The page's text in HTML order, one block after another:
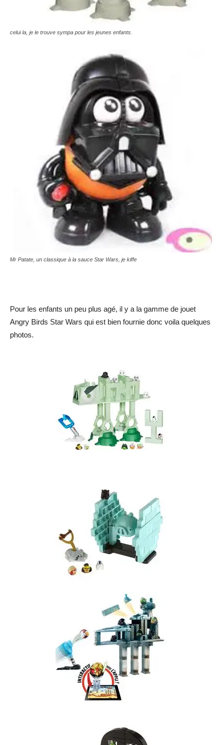
celui la, je le trouve sympa pour les jeunes enfants.
Mr Patate, un classique à la sauce Star Wars, je kiffe
Pour les enfants un peu plus agé, il y a la gamme de jouet
Angry Birds Star Wars qui est bien fournie donc voila quelques
photos.